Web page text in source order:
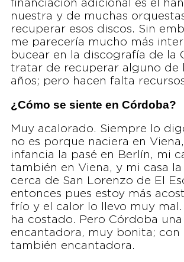
financiación adicional es el
nuestra y de muchas
recuperar esos discos. Sin
me parecería mucho más
bucear en la discografía de la
tratar de recuperar alguno de
años; pero hacen falta
¿Cómo se siente en Córdoba?
Muy acalorado. Siempre lo
no es porque naciera en
infancia la pasé en Berlín, mi
también en Viena, y mi casa
cerca de San Lorenzo de El
entonces pues estoy más
frío y el calor lo llevo muy
ha costado. Pero Córdoba
encantadora, muy bonita; con
también encantadora.